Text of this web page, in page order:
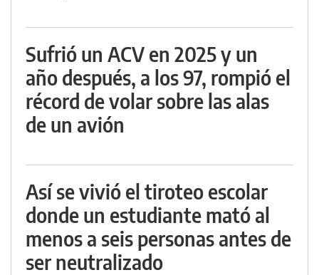
Sufrió un ACV en 2025 y un
año después, a los 97, rompió el
récord de volar sobre las alas
de un avión
Así se vivió el tiroteo escolar
donde un estudiante mató al
menos a seis personas antes de
ser neutralizado